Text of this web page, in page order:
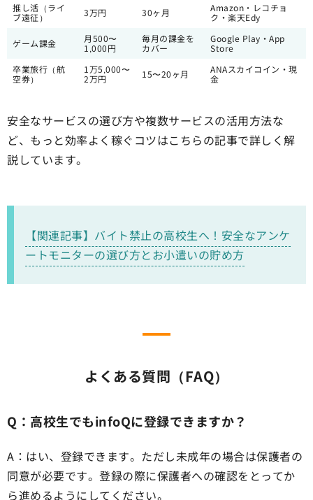
推し活（ライ
ブ遠征）
3万円 30ヶ月
Amazon・レコチョ
ク・楽天Edy
ゲーム課金
月500〜
1,000円
毎月の課金を
カバー
Google Play・App
Store
卒業旅行（航
空券）
1万5,000〜
2万円
15〜20ヶ月
ANAスカイコイン・現
金
安全なサービスの選び方や複数サービスの活用方法な
ど、もっと効率よく稼ぐコツはこちらの記事で詳しく解
説しています。
【関連記事】バイト禁止の高校生へ！安全なアンケ
ートモニターの選び方とお小遣いの貯め方
よくある質問（FAQ）
Q：高校生でもinfoQに登録できますか？
A：はい、登録できます。ただし未成年の場合は保護者の
同意が必要です。登録の際に保護者への確認をとってか
ら進めるようにしてください。